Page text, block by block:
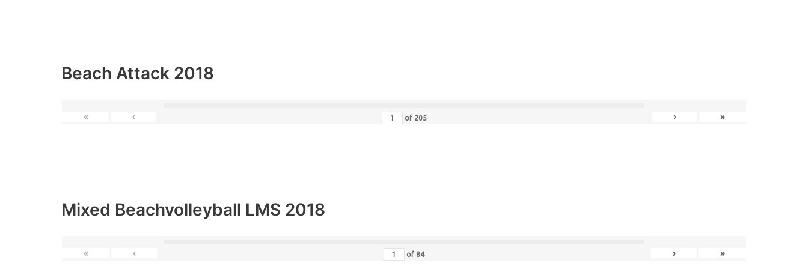
Beach Attack 2018
« ‹ of 205 › »
Mixed Beachvolleyball LMS 2018
« ‹ of 84 › »